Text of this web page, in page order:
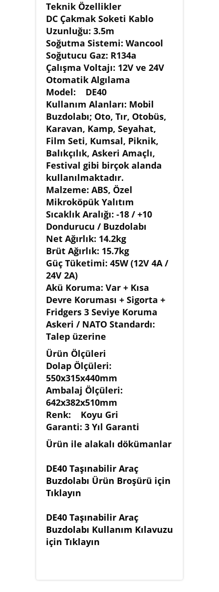
Teknik Özellikler
DC Çakmak Soketi Kablo
Uzunluğu: 3.5m
Soğutma Sistemi: Wancool
Soğutucu Gaz: R134a
Çalışma Voltajı: 12V ve 24V
Otomatik Algılama
Model: DE40
Kullanım Alanları: Mobil
Buzdolabı; Oto, Tır, Otobüs,
Karavan, Kamp, Seyahat,
Film Seti, Kumsal, Piknik,
Balıkçılık, Askeri Amaçlı,
Festival gibi birçok alanda
kullanılmaktadır.
Malzeme: ABS, Özel
Mikroköpük Yalıtım
Sıcaklık Aralığı: -18 / +10
Dondurucu / Buzdolabı
Net Ağırlık: 14.2kg
Brüt Ağırlık: 15.7kg
Güç Tüketimi: 45W (12V 4A /
24V 2A)
Akü Koruma: Var + Kısa
Devre Koruması + Sigorta +
Fridgers 3 Seviye Koruma
Askeri / NATO Standardı:
Talep üzerine
Ürün Ölçüleri
Dolap Ölçüleri:
550x315x440mm
Ambalaj Ölçüleri:
642x382x510mm
Renk: Koyu Gri
Garanti: 3 Yıl Garanti
Ürün ile alakalı dökümanlar
DE40 Taşınabilir Araç
Buzdolabı Ürün Broşürü için
Tıklayın
DE40 Taşınabilir Araç
Buzdolabı Kullanım Kılavuzu
için Tıklayın